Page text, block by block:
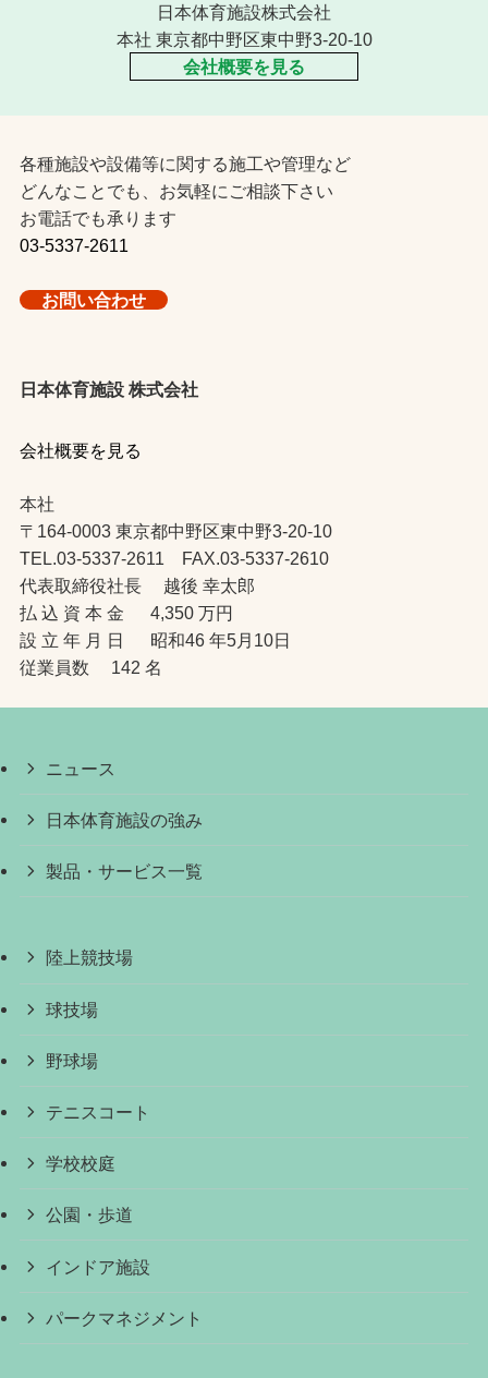
日本体育施設株式会社
本社 東京都中野区東中野3-20-10
会社概要を見る
各種施設や設備等に関する施工や管理など
どんなことでも、お気軽にご相談下さい
お電話でも承ります
03-5337-2611
お問い合わせ
日本体育施設 株式会社
会社概要を見る
本社
〒164-0003 東京都中野区東中野3-20-10
TEL.03-5337-2611 FAX.03-5337-2610
代表取締役社長 越後 幸太郎
払 込 資 本 金 4,350 万円
設 立 年 月 日 昭和46 年5月10日
従業員数 142 名
ニュース
日本体育施設の強み
製品・サービス一覧
陸上競技場
球技場
野球場
テニスコート
学校校庭
公園・歩道
インドア施設
パークマネジメント